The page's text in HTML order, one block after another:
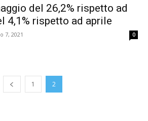
del 26,2% rispetto ad
4,1% rispetto ad aprile
7, 2021 0
1 2